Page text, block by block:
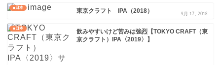
■日本 東京クラフト IPA（2018） 9月 17, 2018
■日本
飲みやすいけど苦みは強烈【TOKYO CRAFT（東
京クラフト）IPA〈2019〉】